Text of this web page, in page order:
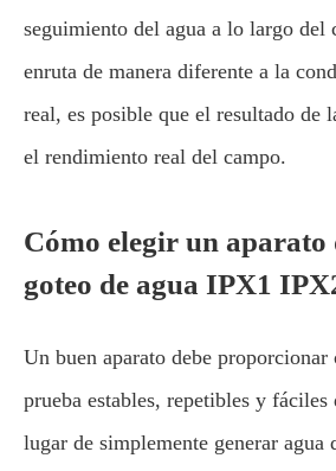
seguimiento del agua a lo largo del
enruta de manera diferente a la
real, es posible que el resultado de
el rendimiento real del campo.
Cómo elegir un aparato
goteo de agua IPX1
Un buen aparato debe proporcionar
prueba estables, repetibles y fáciles
lugar de simplemente generar agua